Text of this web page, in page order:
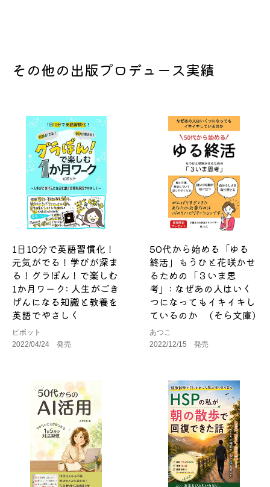
その他の出版プロデュース実績
1日10分で英語習慣化！
元気がでる！学びが深ま
る！グラぽん！で楽しむ
1か月ワーク: 人生がごき
げんになる知識と教養を
英語でやさしく
ピボット
2022/04/24 発売
50代から始める「ゆる
終活」もうひと花咲かせ
るための「３いま思
考」: なぜあの人はいく
つになってもイキイキし
ているのか (そら文庫)
あつこ
2022/12/15 発売